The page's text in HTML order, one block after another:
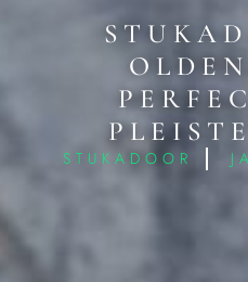
STUKADOOR